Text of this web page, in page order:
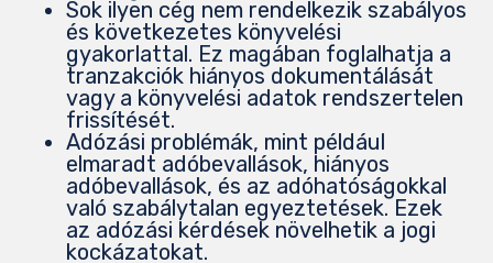
Sok ilyen cég nem rendelkezik szabályos
és következetes könyvelési
gyakorlattal. Ez magában foglalhatja a
tranzakciók hiányos dokumentálását
vagy a könyvelési adatok rendszertelen
frissítését.
Adózási problémák, mint például
elmaradt adóbevallások, hiányos
adóbevallások, és az adóhatóságokkal
való szabálytalan egyeztetések. Ezek
az adózási kérdések növelhetik a jogi
kockázatokat.